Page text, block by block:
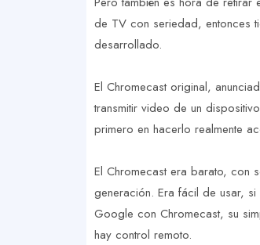
de TV con seriedad, entonces
desarrollado.
El Chromecast original,
transmitir video de un
primero en hacerlo realmente
El Chromecast era barato, con
generación. Era fácil de usar,
Google con Chromecast, su
hay control remoto.